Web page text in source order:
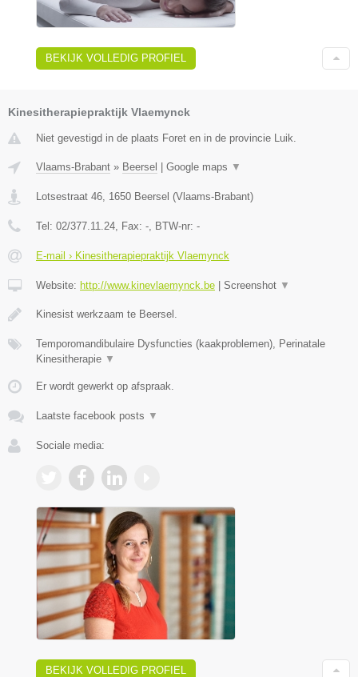
BEKIJK VOLLEDIG PROFIEL
Kinesitherapiepraktijk Vlaemynck
Niet gevestigd in de plaats Foret en in de provincie Luik.
Vlaams-Brabant » Beersel Google maps ▼
Lotsestraat 46 1650 Beersel (Vlaams-Brabant)
Tel: 02/377.11.24 , Fax: - , BTW-nr: -
E-mail › Kinesitherapiepraktijk Vlaemynck
Website: http://www.kinevlaemynck.be Screenshot ▼
Kinesist werkzaam te Beersel.
Temporomandibulaire Dysfuncties (kaakproblemen), Perinatale
Kinesitherapie ▼
Er wordt gewerkt op afspraak.
Laatste facebook posts ▼
Sociale media:
BEKIJK VOLLEDIG PROFIEL